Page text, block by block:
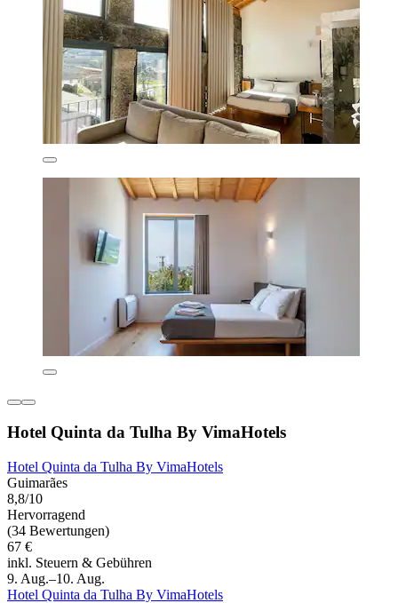
Hotel Quinta da Tulha By VimaHotels
Hotel Quinta da Tulha By VimaHotels
Guimarães
8,8/10
Hervorragend
(34 Bewertungen)
67 €
inkl. Steuern & Gebühren
9. Aug.–10. Aug.
Hotel Quinta da Tulha By VimaHotels